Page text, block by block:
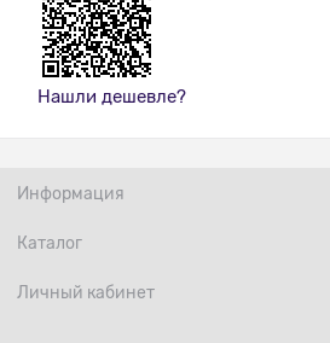
Нашли дешевле?
Информация
Каталог
Личный кабинет